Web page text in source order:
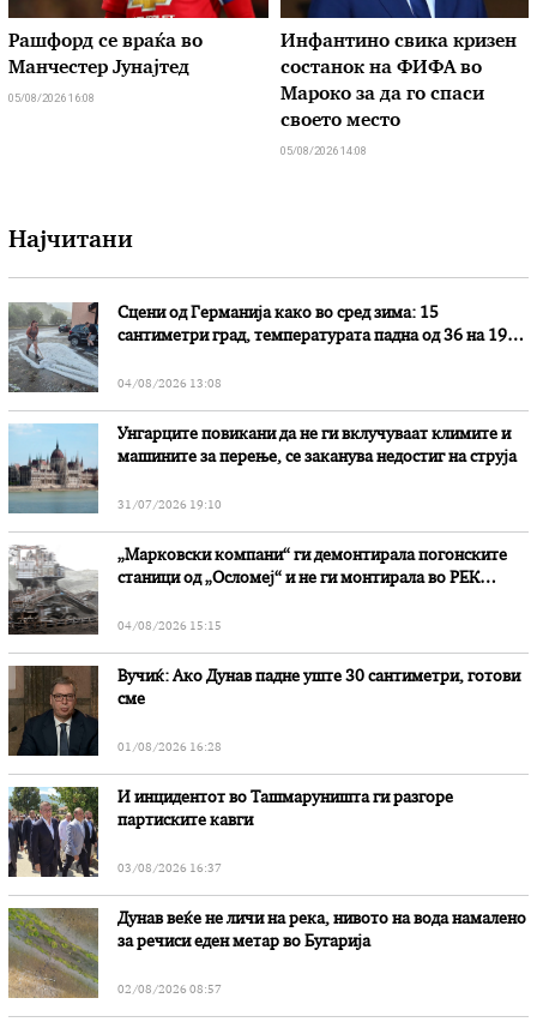
Рашфорд се враќа во
Манчестер Јунајтед
05/08/2026 16:08
Инфантино свика кризен
состанок на ФИФА во
Мароко за да го спаси
своето место
05/08/2026 14:08
Најчитани
Сцени од Германија како во сред зима: 15
сантиметри град, температурата падна од 36 на 19
04/08/2026 13:08
Унгарците повикани да не ги вклучуваат климите и
машините за перење, се заканува недостиг на струја
31/07/2026 19:10
„Марковски компани“ ги демонтирала погонските
станици од „Осломеј“ и не ги монтирала во РЕК
04/08/2026 15:15
Вучиќ: Ако Дунав падне уште 30 сантиметри, готови
сме
01/08/2026 16:28
И инцидентот во Ташмаруништa ги разгоре
партиските кавги
03/08/2026 16:37
Дунав веќе не личи на река, нивото на вода намалено
за речиси еден метар во Бугарија
02/08/2026 08:57